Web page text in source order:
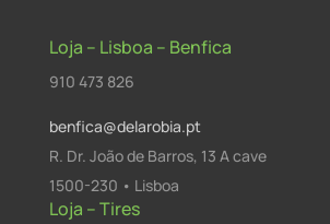
Loja – Lisboa – Benfica
910 473 826
benfica@delarobia.pt
R. Dr. João de Barros, 13 A cave
1500-230 • Lisboa
Loja – Tires